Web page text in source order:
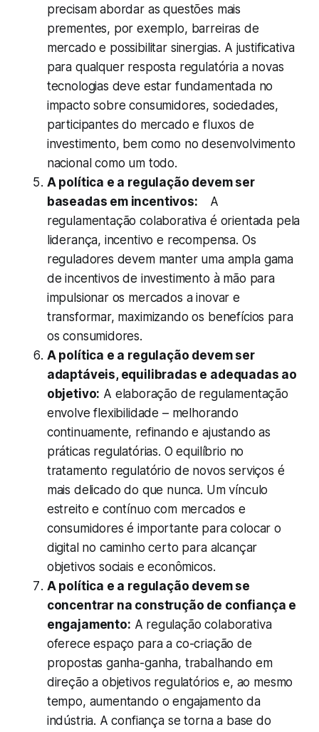
precisam abordar as questões mais
prementes, por exemplo, barreiras de
mercado e possibilitar sinergias. A justificativa
para qualquer resposta regulatória a novas
tecnologias deve estar fundamentada no
impacto sobre consumidores, sociedades,
participantes do mercado e fluxos de
investimento, bem como no desenvolvimento
nacional como um todo.
A política e a regulação devem ser
baseadas em incentivos: A
regulamentação colaborativa é orientada pela
liderança, incentivo e recompensa. Os
reguladores devem manter uma ampla gama
de incentivos de investimento à mão para
impulsionar os mercados a inovar e
transformar, maximizando os benefícios para
os consumidores.
A política e a regulação devem ser
adaptáveis, equilibradas e adequadas ao
objetivo: A elaboração de regulamentação
envolve flexibilidade – melhorando
continuamente, refinando e ajustando as
práticas regulatórias. O equilíbrio no
tratamento regulatório de novos serviços é
mais delicado do que nunca. Um vínculo
estreito e contínuo com mercados e
consumidores é importante para colocar o
digital no caminho certo para alcançar
objetivos sociais e econômicos.
A política e a regulação devem se
concentrar na construção de confiança e
engajamento: A regulação colaborativa
oferece espaço para a co-criação de
propostas ganha-ganha, trabalhando em
direção a objetivos regulatórios e, ao mesmo
tempo, aumentando o engajamento da
indústria. A confiança se torna a base do